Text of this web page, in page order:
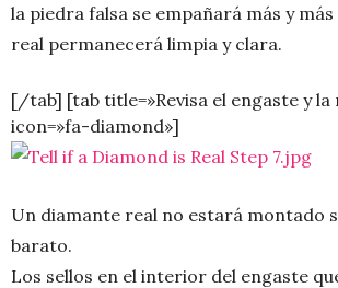
la piedra falsa se empañará más y
real permanecerá limpia y clara.
[/tab] [tab title=»Revisa el engaste y la
icon=»fa-diamond»]
Un diamante real no estará montado
barato.
Los sellos en el interior del engaste